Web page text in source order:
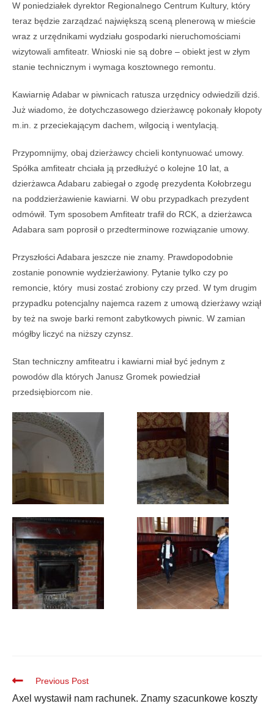
W poniedziałek dyrektor Regionalnego Centrum Kultury, który
teraz będzie zarządzać największą sceną plenerową w mieście
wraz z urzędnikami wydziału gospodarki nieruchomościami
wizytowali amfiteatr. Wnioski nie są dobre – obiekt jest w złym
stanie technicznym i wymaga kosztownego remontu.
Kawiarnię Adabar w piwnicach ratusza urzędnicy odwiedzili dziś.
Już wiadomo, że dotychczasowego dzierżawcę pokonały kłopoty
m.in. z przeciekającym dachem, wilgocią i wentylacją.
Przypomnijmy, obaj dzierżawcy chcieli kontynuować umowy.
Spółka amfiteatr chciała ją przedłużyć o kolejne 10 lat, a
dzierżawca Adabaru zabiegał o zgodę prezydenta Kołobrzegu
na poddzierżawienie kawiarni. W obu przypadkach prezydent
odmówił. Tym sposobem Amfiteatr trafił do RCK, a dzierżawca
Adabara sam poprosił o przedterminowe rozwiązanie umowy.
Przyszłości Adabara jeszcze nie znamy. Prawdopodobnie
zostanie ponownie wydzierżawiony. Pytanie tylko czy po
remoncie, który musi zostać zrobiony czy przed. W tym drugim
przypadku potencjalny najemca razem z umową dzierżawy wziął
by też na swoje barki remont zabytkowych piwnic. W zamian
mógłby liczyć na niższy czynsz.
Stan techniczny amfiteatru i kawiarni miał być jednym z
powodów dla których Janusz Gromek powiedział
przedsiębiorcom nie.
Previous Post
Axel wystawił nam rachunek. Znamy szacunkowe koszty